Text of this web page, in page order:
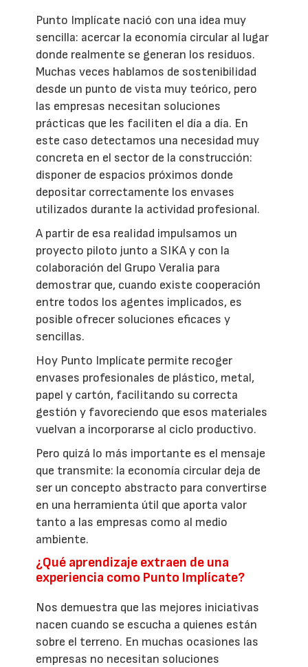
Punto Implícate nació con una idea muy
sencilla: acercar la economía circular al lugar
donde realmente se generan los residuos.
Muchas veces hablamos de sostenibilidad
desde un punto de vista muy teórico, pero
las empresas necesitan soluciones
prácticas que les faciliten el día a día. En
este caso detectamos una necesidad muy
concreta en el sector de la construcción:
disponer de espacios próximos donde
depositar correctamente los envases
utilizados durante la actividad profesional.
A partir de esa realidad impulsamos un
proyecto piloto junto a SIKA y con la
colaboración del Grupo Veralia para
demostrar que, cuando existe cooperación
entre todos los agentes implicados, es
posible ofrecer soluciones eficaces y
sencillas.
Hoy Punto Implícate permite recoger
envases profesionales de plástico, metal,
papel y cartón, facilitando su correcta
gestión y favoreciendo que esos materiales
vuelvan a incorporarse al ciclo productivo.
Pero quizá lo más importante es el mensaje
que transmite: la economía circular deja de
ser un concepto abstracto para convertirse
en una herramienta útil que aporta valor
tanto a las empresas como al medio
ambiente.
¿Qué aprendizaje extraen de una
experiencia como Punto Implícate?
Nos demuestra que las mejores iniciativas
nacen cuando se escucha a quienes están
sobre el terreno. En muchas ocasiones las
empresas no necesitan soluciones